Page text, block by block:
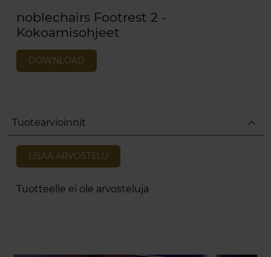
noblechairs Footrest 2 -
Kokoamisohjeet
DOWNLOAD
Tuotearvioinnit expand_less
LISÄÄ ARVOSTELU
Tuotteelle ei ole arvosteluja